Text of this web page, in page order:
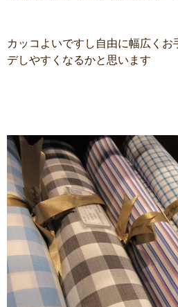
カッコよいですし自由に幅広く
デしやすくなるかと思います